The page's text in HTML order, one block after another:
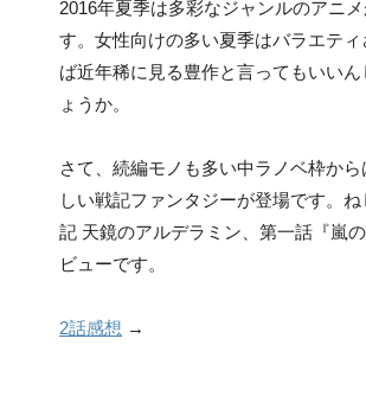
2016年夏季は多彩なジャンルのアニ
す。女性向けの多い夏季はバラエティ
ば近年稀に見る豊作と言ってもいいん
ょうか。
さて、続編モノも多い中ラノベ枠か
しい戦記ファンタジーが登場です。
記 天鏡のアルデラミン、第一話『嵐
ビューです。
2話感想 →